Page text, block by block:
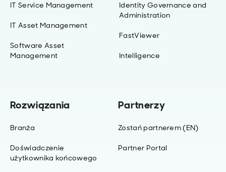
IT Service Management
IT Asset Management
Software Asset
Management
Identity Governance and
Administration
FastViewer
Intelligence
Rozwiązania
Branża
Doświadczenie
użytkownika końcowego
Partnerzy
Zostań partnerem (EN)
Partner Portal